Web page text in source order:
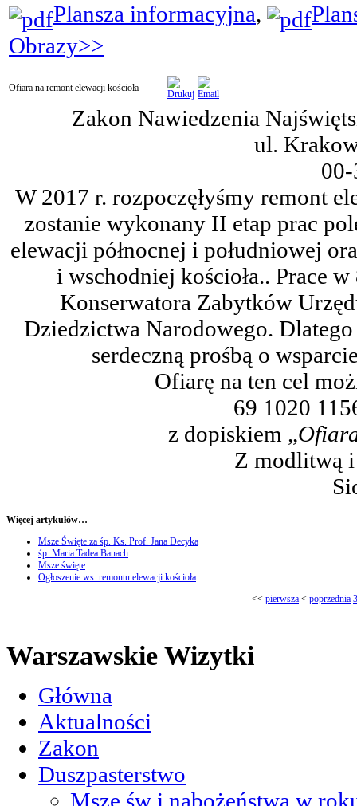
Plansza informacyjna,
Obrazy>>
Ofiara na remont elewacji kościoła
Zakon Nawiedzenia
ul.
00-
W 2017 r. rozpoczęłyśmy remont
zostanie wykonany II etap prac
elewacji północnej i południowej
i wschodniej kościoła.. Prace
Konserwatora Zabytków
Dziedzictwa Narodowego.
serdeczną prośbą o
Ofiarę na ten cel
69 1020
z dopiskiem „
Z modlitwą i
Więcej artykułów…
Msze Święte za śp. Ks. Prof. Jana Decyka
śp. Maria Tadea Banach
Msze święte
Ogłoszenie ws. remontu elewacji kościoła
<< pierwsza < poprzednia
Warszawskie Wizytki
Główna
Aktualności
Zakon
Duszpasterstwo
Msze św i nabożeństwa w